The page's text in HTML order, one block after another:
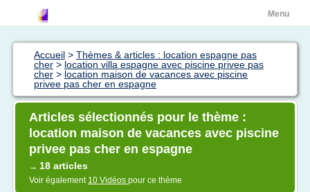
Menu
Accueil > Thèmes & articles : location espagne pas
cher > location villa espagne avec piscine privee pas
cher > location maison de vacances avec piscine
privee pas cher en espagne
Articles sélectionnés pour le thème :
location maison de vacances avec piscine
privee pas cher en espagne
→ 18 articles
Voir également 10 Vidéos pour ce thème